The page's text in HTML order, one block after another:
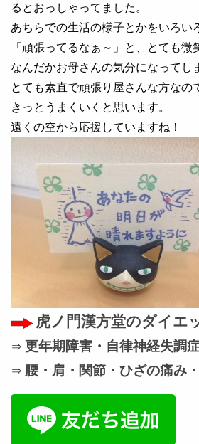
るとおっしゃってました。
あちらでの生活の様子とかをいろい
「頑張ってるなぁ～」と、とても微
なんだかお母さんの気分になってし
とても素直で頑張り屋さんな方なの
きっとうまくいくと思います。
遠くの空から応援していますね！
虎ノ門漢方堂のダイエ
⇒ 更年期障害・自律神経失調
⇒ 腰・肩・関節・ひざの痛み